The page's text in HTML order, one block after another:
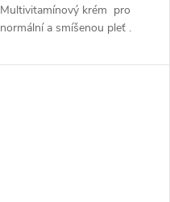
Multivitamínový krém pro
normální a smíšenou pleť .